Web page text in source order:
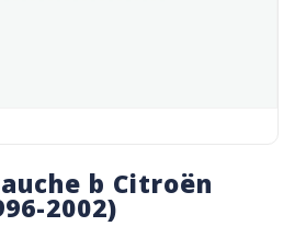
b Citroën
2002)